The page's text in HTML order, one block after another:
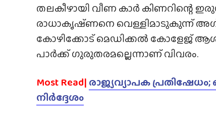
തലകീഴായി വീണ കാർ കിണറിന്റെ
രാധാകൃഷ്‌ണനെ വെള്ളിമാടുകുന്ന്
കോഴിക്കോട് മെഡിക്കൽ കോളേജ്
പാർക്ക് ഗുരുതരമല്ലെന്നാണ് വിവരം.
Most Read| രാജ്യവ്യാപക
നിർദ്ദേശം